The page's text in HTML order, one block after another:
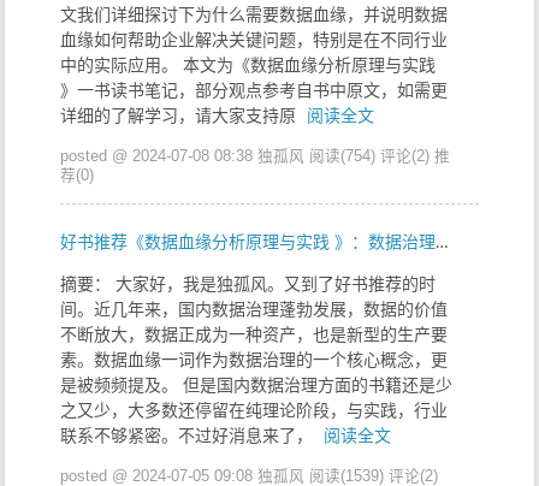
文我们详细探讨下为什么需要数据血缘，并说明数据
血缘如何帮助企业解决关键问题，特别是在不同行业
中的实际应用。 本文为《数据血缘分析原理与实践
》一书读书笔记，部分观点参考自书中原文，如需更
详细的了解学习，请大家支持原
阅读全文
posted @ 2024-07-08 08:38 独孤风 阅读(754) 评论(2) 推
荐(0)
好书推荐《数据血缘分析原理与实践 》：数据治理神兵利器
摘要： 大家好，我是独孤风。又到了好书推荐的时
间。近几年来，国内数据治理蓬勃发展，数据的价值
不断放大，数据正成为一种资产，也是新型的生产要
素。数据血缘一词作为数据治理的一个核心概念，更
是被频频提及。 但是国内数据治理方面的书籍还是少
之又少，大多数还停留在纯理论阶段，与实践，行业
联系不够紧密。不过好消息来了，
阅读全文
posted @ 2024-07-05 09:08 独孤风 阅读(1539) 评论(2)